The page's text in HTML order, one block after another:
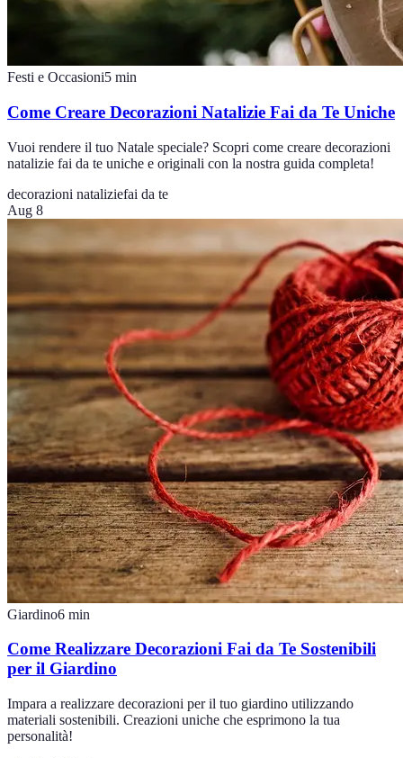
Festi e Occasioni5 min
Come Creare Decorazioni Natalizie Fai da Te Uniche
Vuoi rendere il tuo Natale speciale? Scopri come creare decorazioni
natalizie fai da te uniche e originali con la nostra guida completa!
decorazioni nataliziefai da te
Aug 8
Giardino6 min
Come Realizzare Decorazioni Fai da Te Sostenibili
per il Giardino
Impara a realizzare decorazioni per il tuo giardino utilizzando
materiali sostenibili. Creazioni uniche che esprimono la tua
personalità!